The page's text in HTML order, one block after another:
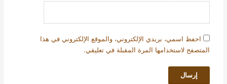
احفظ اسمي، بريدي الإلكتروني، والموقع الإلكتروني في هذا
المتصفح لاستخدامها المرة المقبلة في تعليقي.